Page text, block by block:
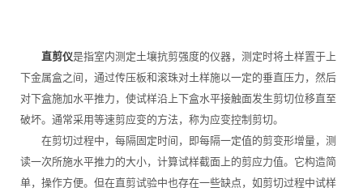
直剪仪是指室内测定土壤抗剪强度的仪器，测定时将土样置于上
下金属盒之间，通过传压板和滚珠对土样施以一定的垂直压力，然后
对下盒施加水平推力，使试样沿上下盒水平接触面发生剪切位移直至
破坏。通常采用等速剪应变的方法，称为应变控制剪切。
在剪切过程中，每隔固定时间，即每隔一定值的剪变形增量，测
读一次所施水平推力的大小，计算试样截面上的剪应力值。它构造简
单，操作方便。但在直剪试验中也存在一些缺点，如剪切过程中试样